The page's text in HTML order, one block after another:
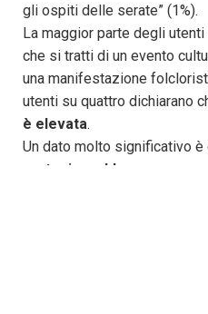
gli ospiti delle serate” (1%).
La maggior parte degli
che si tratti di un evento
una manifestazione
utenti su quattro dichiarano
è elevata.
Un dato molto significativo è
parteciperebbe